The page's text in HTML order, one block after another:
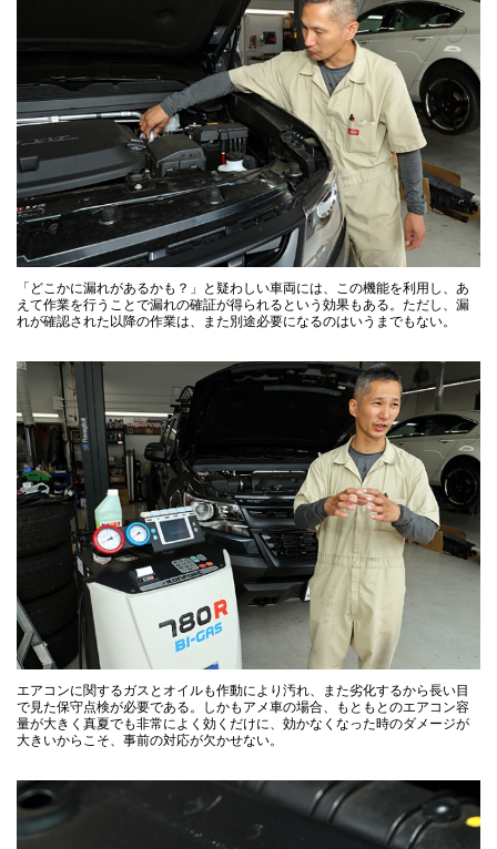
「どこかに漏れがあるかも？」と疑わしい車両には、この機能を利用し、あ
えて作業を行うことで漏れの確証が得られるという効果もある。ただし、漏
れが確認された以降の作業は、また別途必要になるのはいうまでもない。
エアコンに関するガスとオイルも作動により汚れ、また劣化するから長い目
で見た保守点検が必要である。しかもアメ車の場合、もともとのエアコン容
量が大きく真夏でも非常によく効くだけに、効かなくなった時のダメージが
大きいからこそ、事前の対応が欠かせない。